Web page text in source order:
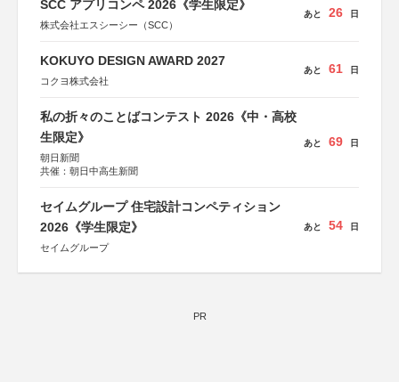
SCC アプリコンペ 2026《学生限定》
株式会社エスシーシー（SCC）
あと 26 日
KOKUYO DESIGN AWARD 2027
コクヨ株式会社
あと 61 日
私の折々のことばコンテスト 2026《中・高校
生限定》
朝日新聞
共催：朝日中高生新聞
あと 69 日
セイムグループ 住宅設計コンペティション
2026《学生限定》
セイムグループ
あと 54 日
PR